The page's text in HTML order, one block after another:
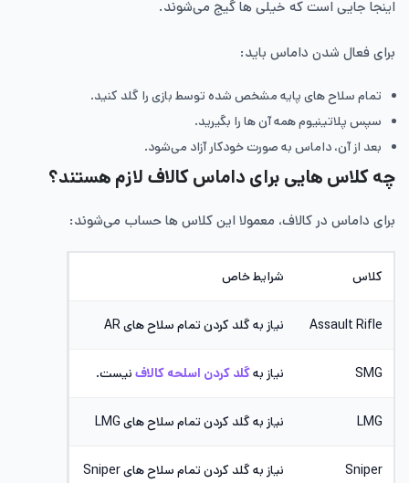
اینجا جایی است که خیلی ها گیج می‌شوند.
برای فعال شدن داماس باید:
تمام سلاح های پایه مشخص شده توسط بازی را گلد کنید.
سپس پلاتینیوم همه آن ها را بگیرید.
بعد از آن، داماس به صورت خودکار آزاد می‌شود.
چه کلاس هایی برای داماس کالاف لازم هستند؟
برای داماس در کالاف، معمولا این کلاس ها حساب می‌شوند:
کلاس شرایط خاص
Assault Rifle نیاز به گلد کردن تمام سلاح های AR
SMG نیاز بهگلد کردن اسلحه کالاف نیست.
LMG نیاز به گلد کردن تمام سلاح های LMG
Sniper نیاز به گلد کردن تمام سلاح های Sniper